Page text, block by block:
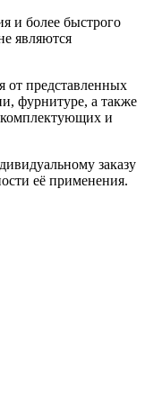
и более быстрого
являются
от представленных
фурнитуре, а также
и
заказу
её применения.